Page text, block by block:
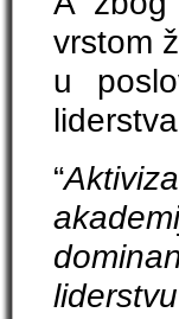
vrstom
u
“